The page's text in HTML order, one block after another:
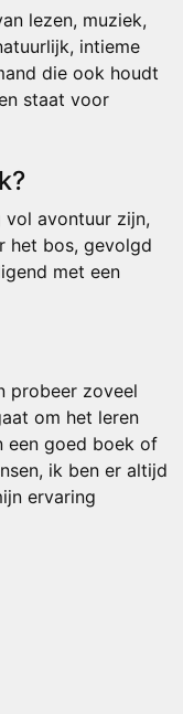
lezen, muziek,
intieme
die ook houdt
staat voor
avontuur zijn,
het bos, gevolgd
met een
probeer zoveel
om het leren
een goed boek of
ik ben er altijd
ervaring